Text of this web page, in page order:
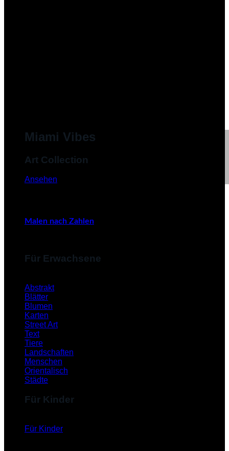
Miami Vibes
Art Collection
Ansehen
Malen nach Zahlen
Für Erwachsene
Abstrakt
Blätter
Blumen
Karten
Street Art
Text
Tiere
Landschaften
Menschen
Orientalisch
Städte
Für Kinder
Für Kinder